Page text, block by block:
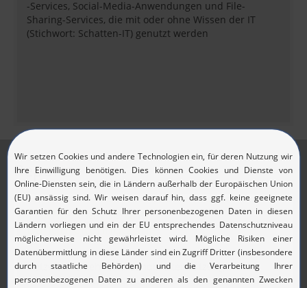
-Services, Social-Media-Anwendungen und File-
Sharing-Services, die mit oder ohne Wissen der IT
(Stichwort: Schatten-IT) genutzt werden
Reports
Traffic-Analyse und
Bandbreitennutzung
Die Auswertung der Logs zeigt, wie sich
Netzwerkverkehr und Bandbreitennutzung
zusammensetzen